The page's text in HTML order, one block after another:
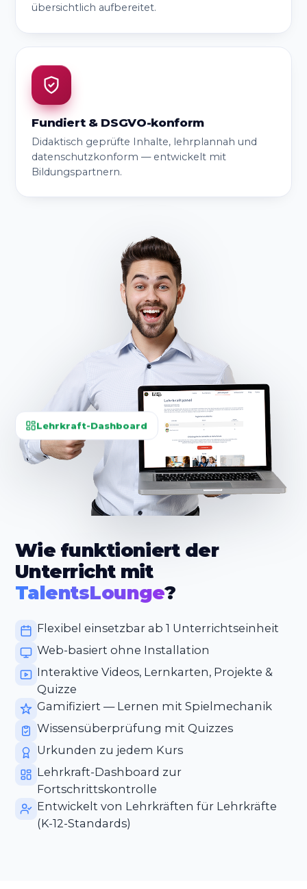
übersichtlich aufbereitet.
Fundiert & DSGVO-konform
Didaktisch geprüfte Inhalte, lehrplannah und
datenschutzkonform — entwickelt mit
Bildungspartnern.
Lehrkraft-Dashboard
Wie funktioniert der
Unterricht mit
TalentsLounge?
Flexibel einsetzbar ab 1 Unterrichtseinheit
Web-basiert ohne Installation
Interaktive Videos, Lernkarten, Projekte &
Quizze
Gamifiziert — Lernen mit Spielmechanik
Wissensüberprüfung mit Quizzes
Urkunden zu jedem Kurs
Lehrkraft-Dashboard zur
Fortschrittskontrolle
Entwickelt von Lehrkräften für Lehrkräfte
(K-12-Standards)